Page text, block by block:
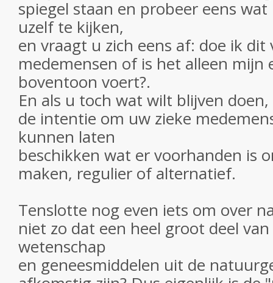
spiegel staan en probeer eens
uzelf te kijken,
en vraagt u zich eens af: doe ik dit
medemensen of is het alleen mijn
boventoon voert?.
En als u toch wat wilt blijven
de intentie om uw zieke
kunnen laten
beschikken wat er voorhanden is
maken, regulier of alternatief.
Tenslotte nog even iets om over
niet zo dat een heel groot deel
wetenschap
en geneesmiddelen uit de